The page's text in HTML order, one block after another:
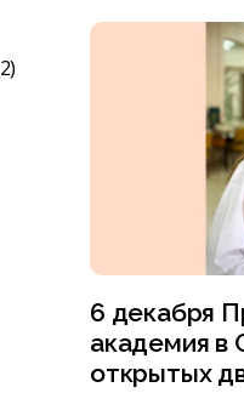
6 декабря
академия в
открытых